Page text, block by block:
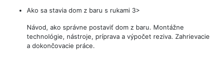
Ako sa stavia dom z baru s rukami 3>
Návod, ako správne postaviť dom z baru. Montážne
technológie, nástroje, príprava a výpočet reziva. Zahrievacie
a dokončovacie práce.